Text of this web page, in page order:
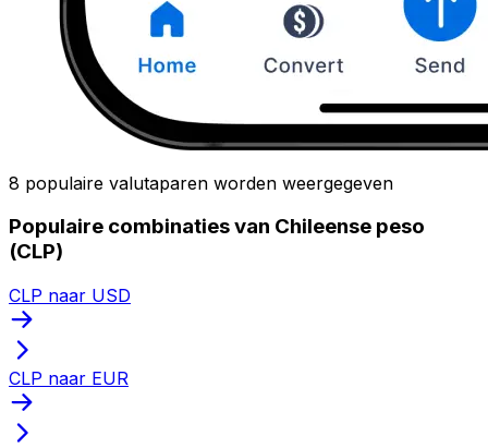
8 populaire valutaparen worden weergegeven
Populaire combinaties van Chileense peso
(CLP)
CLP naar USD
CLP naar EUR